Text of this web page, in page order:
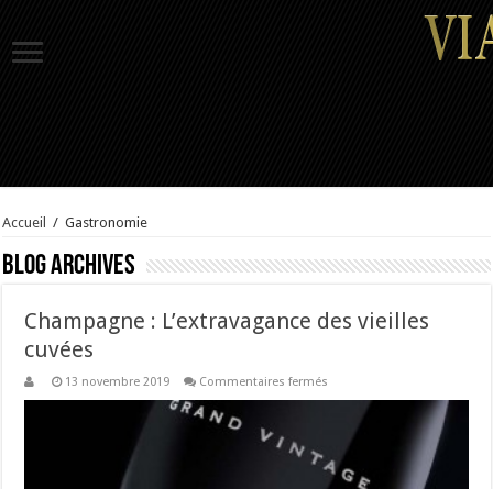
Accueil / Gastronomie
Blog Archives
Champagne : L’extravagance des vieilles
cuvées
13 novembre 2019 Commentaires fermés
L’extravagance
vieilles
cuvées